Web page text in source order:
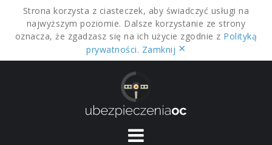
Strona korzysta z ciasteczek, aby świadczyć usługi na
najwyższym poziomie. Dalsze korzystanie ze strony
oznacza, że zgadzasz się na ich użycie zgodnie z Polityką
prywatności. Zamknij ×